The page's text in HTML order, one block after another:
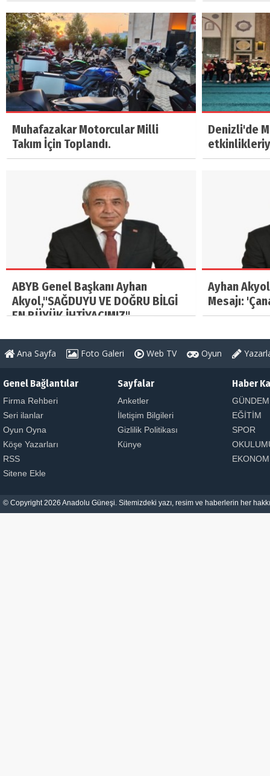
Muhafazakar Motorcular Milli
Takım İçin Toplandı.
Denizli'de
ABYB Genel Başkanı Ayhan
Akyol,"SAĞDUYU VE DOĞRU BİLGİ
EN BÜYÜK İHTİYACIMIZ"
Ayhan
Mesajı:
Ana Sayfa Foto Galeri Web TV Oyun
Genel Bağlantılar
Firma Rehberi
Seri ilanlar
Oyun Oyna
Köşe Yazarları
RSS
Sitene Ekle
Sayfalar
Anketler
İletişim Bilgileri
Gizlilik Politikası
Künye
Haber
GÜNDEM
EĞİTİM
SPOR
© Copyright 2026 Anadolu Güneşi. Sitemizdeki yazı, resim ve haberlerin her